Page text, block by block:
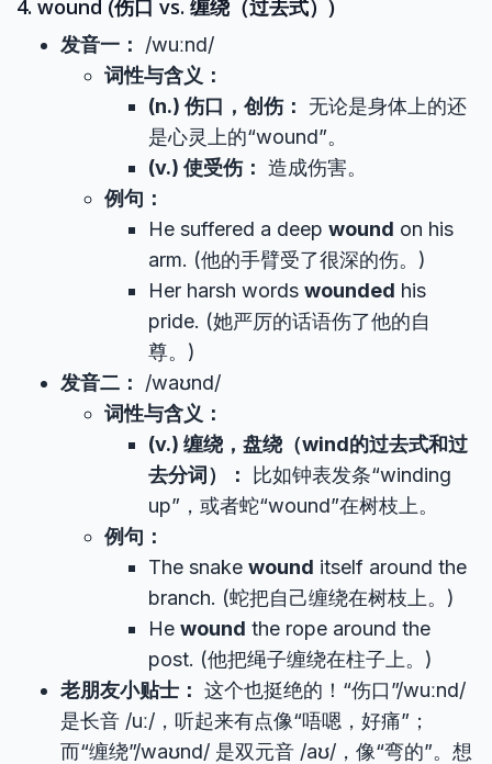
4. wound (伤口 vs. 缠绕（过去式）)
发音一：
/wuːnd/
词性与含义：
(n.) 伤口，创伤：
无论是身体上的还
是心灵上的“wound”。
(v.) 使受伤： 造成伤害。
例句：
He suffered a deep wound on his
arm. (他的手臂受了很深的伤。)
Her harsh words wounded his
pride. (她严厉的话语伤了他的自
尊。)
发音二：
/waʊnd/
词性与含义：
(v.) 缠绕，盘绕（wind的过去式和过
去分词）：
比如钟表发条“winding
up”，或者蛇“wound”在树枝上。
例句：
The snake wound itself around the
branch. (蛇把自己缠绕在树枝上。)
He wound the rope around the
post. (他把绳子缠绕在柱子上。)
老朋友小贴士： 这个也挺绝的！“伤口”/wuːnd/
是长音 /uː/，听起来有点像“唔嗯，好痛”；
而“缠绕”/waʊnd/ 是双元音 /aʊ/，像“弯的”。想